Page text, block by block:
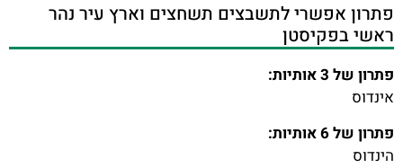
פתרון אפשרי לתשבצים תשחצים וארץ עיר נהר
ראשי בפקיסטן
פתרון של 3 אותיות:
אינדוס
פתרון של 6 אותיות:
הינדוס